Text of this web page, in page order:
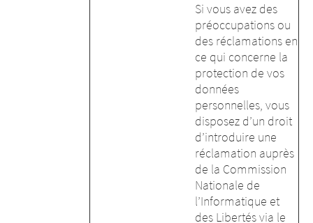
Si vous avez des
préoccupations ou
des réclamations en
ce qui concerne la
protection de vos
données
personnelles, vous
disposez d’un droit
d’introduire une
réclamation auprès
de la Commission
Nationale de
l’Informatique et
des Libertés via le